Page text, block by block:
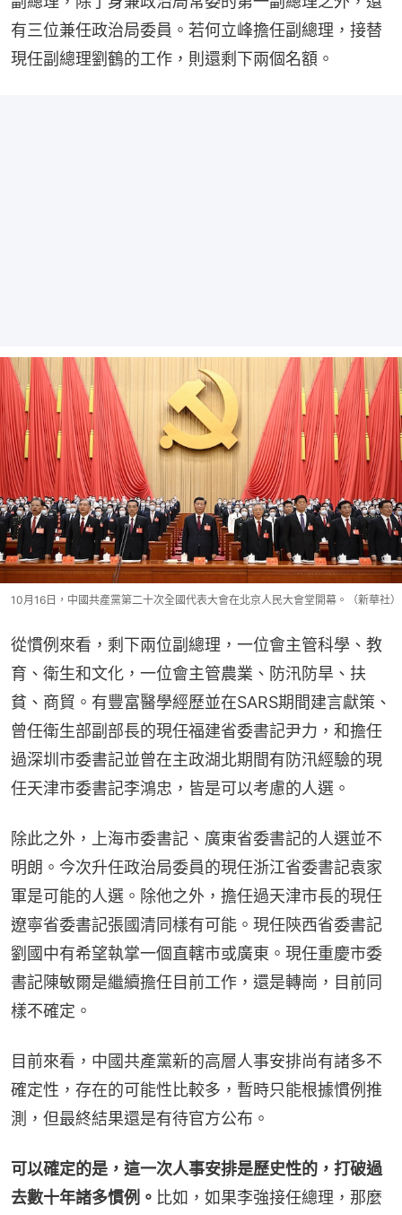
有三位兼任政治局委員。若何立峰擔任副總理，接替
現任副總理劉鶴的工作，則還剩下兩個名額。
10月16日，中國共產黨第二十次全國代表大會在北京人民大會堂開幕。（新華社）
從慣例來看，剩下兩位副總理，一位會主管科學、教
育、衛生和文化，一位會主管農業、防汛防旱、扶
貧、商貿。有豐富醫學經歷並在SARS期間建言獻策、
曾任衛生部副部長的現任福建省委書記尹力，和擔任
過深圳市委書記並曾在主政湖北期間有防汛經驗的現
任天津市委書記李鴻忠，皆是可以考慮的人選。
除此之外，上海市委書記、廣東省委書記的人選並不
明朗。今次升任政治局委員的現任浙江省委書記袁家
軍是可能的人選。除他之外，擔任過天津市長的現任
遼寧省委書記張國清同樣有可能。現任陝西省委書記
劉國中有希望執掌一個直轄市或廣東。現任重慶市委
書記陳敏爾是繼續擔任目前工作，還是轉崗，目前同
樣不確定。
目前來看，中國共產黨新的高層人事安排尚有諸多不
確定性，存在的可能性比較多，暫時只能根據慣例推
測，但最終結果還是有待官方公布。
可以確定的是，這一次人事安排是歷史性的，打破過
去數十年諸多慣例。 比如，如果李強接任總理，那麼